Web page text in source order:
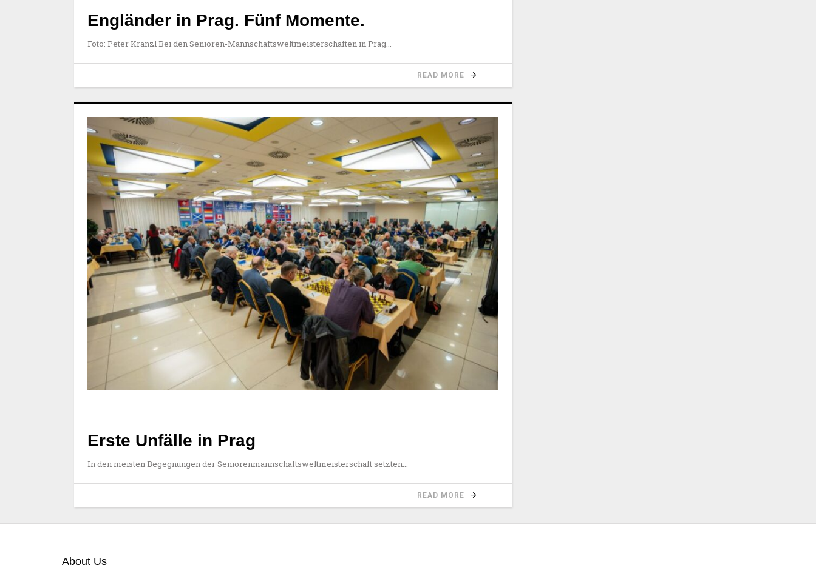
Engländer in Prag. Fünf Momente.
Foto: Peter Kranzl Bei den Senioren-Mannschaftsweltmeisterschaften in Prag
READ MORE
Erste Unfälle in Prag
In den meisten Begegnungen der Seniorenmannschaftsweltmeisterschaft setzten
READ MORE
About Us